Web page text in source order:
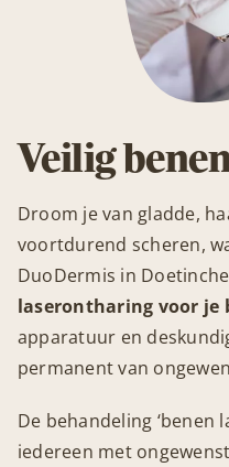
Veilig
Droom je van gladde,
voortdurend scheren,
DuoDermis in
laserontharing voor je
apparatuur en
permanent van
De behandeling ‘benen
iedereen met